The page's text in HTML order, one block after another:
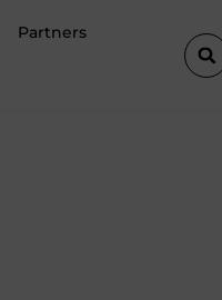
Partners